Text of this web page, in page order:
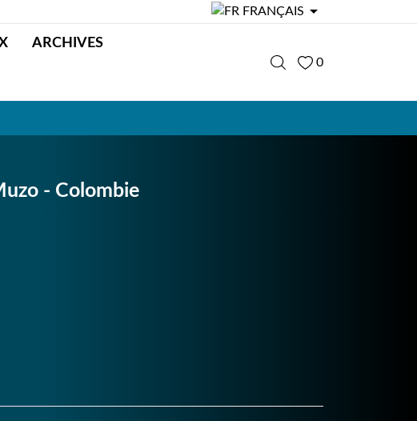
FRANÇAIS 
ARCHIVES
0
- Colombie